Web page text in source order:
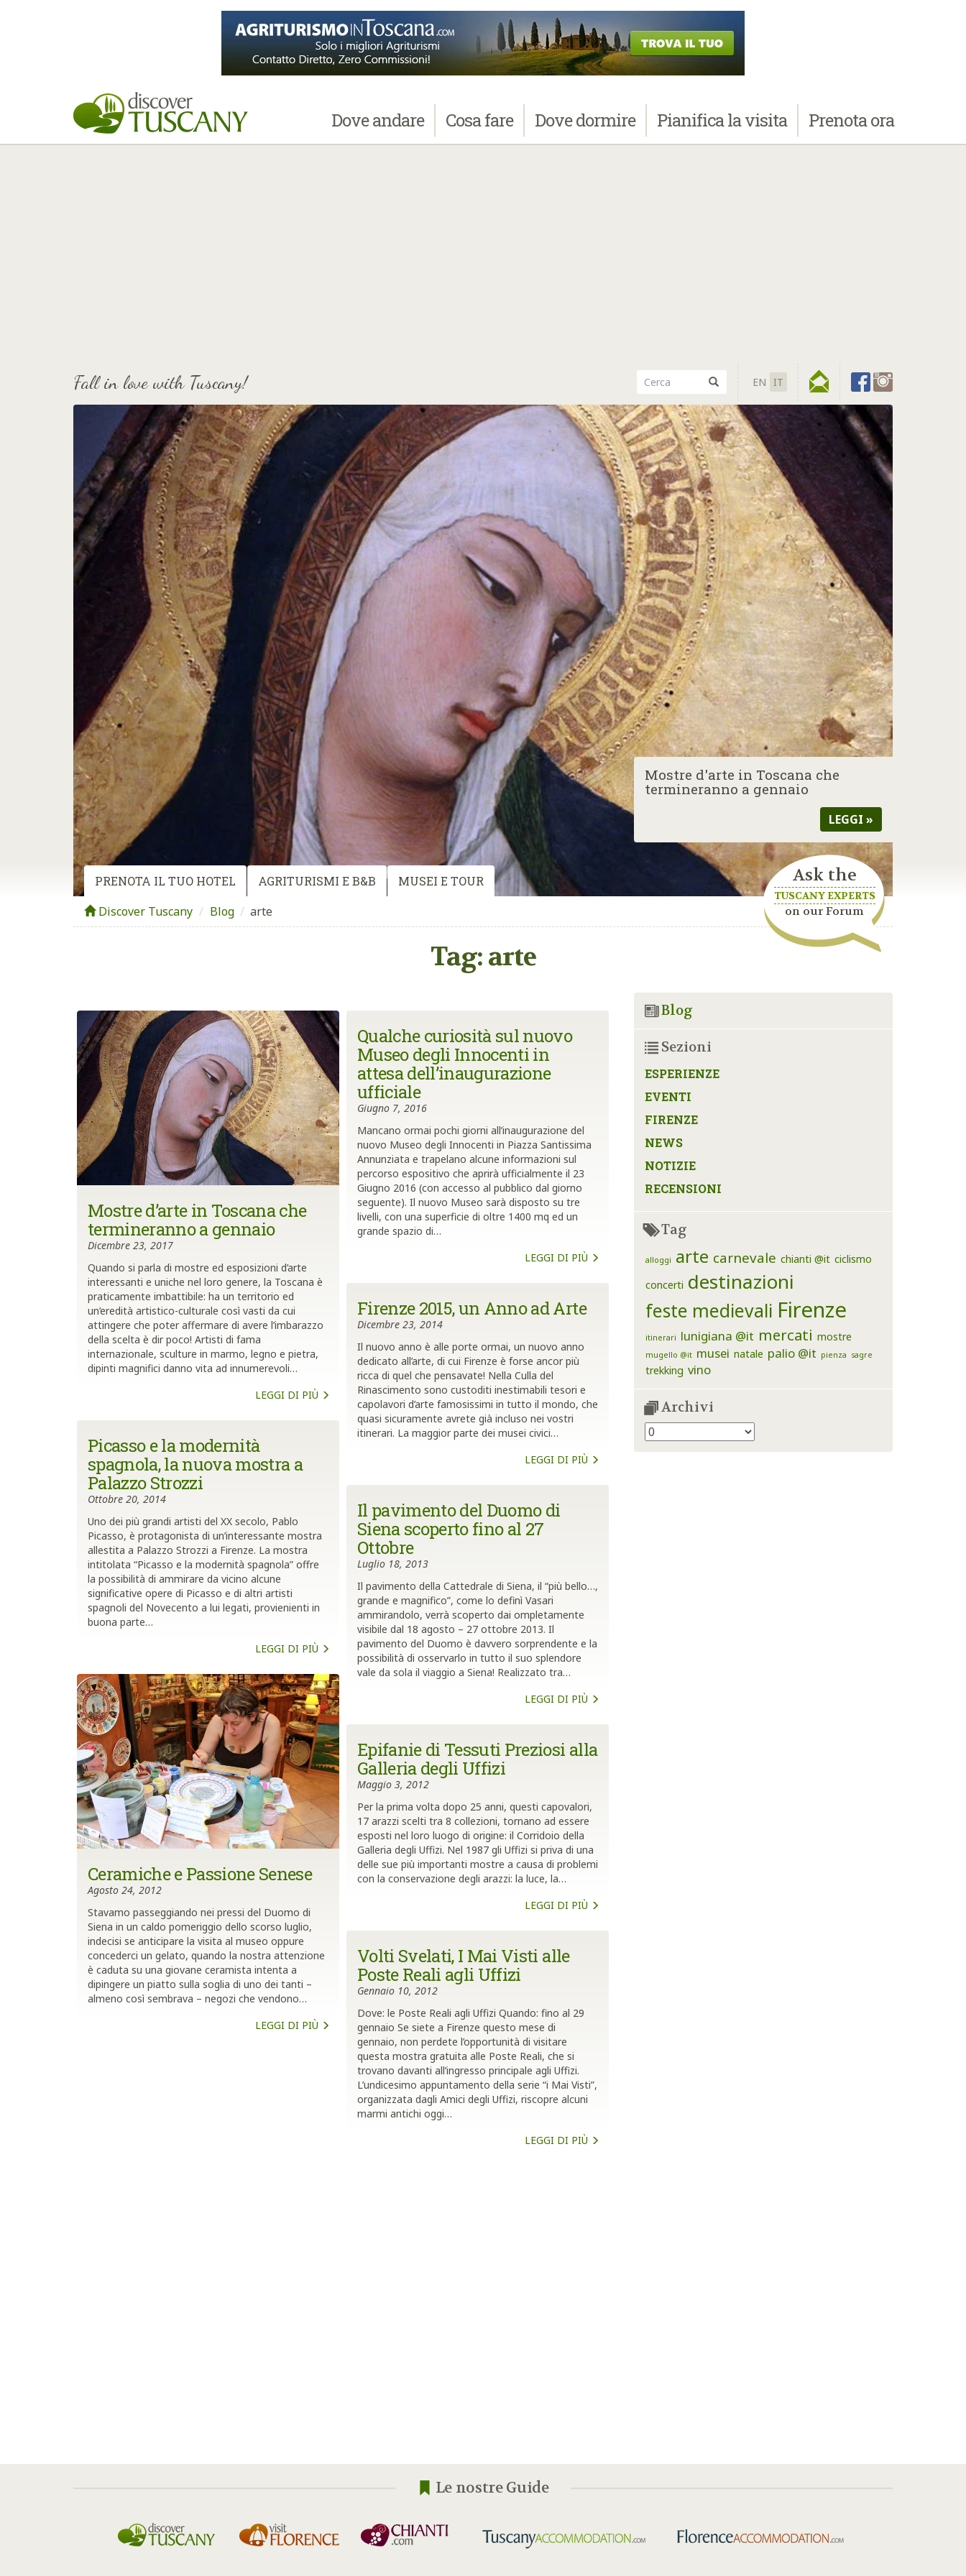
Doveandare Cosafare Dovedormire Pianificala visita Prenotaora
Fall in love with Tuscany! EN IT
Mostre d'arte in Toscana che
termineranno a gennaio
LEGGI »
Ask the
TUSCANY EXPERTS
on our Forum
PRENOTA IL TUO HOTEL AGRITURISMI E B&B MUSEI E TOUR
Discover Tuscany Blog / arte
Tag:arte
Mostre d’arte in Toscana che
termineranno a gennaio
Dicembre 23, 2017
Quando si parla di mostre ed esposizioni d’arte
interessanti e uniche nel loro genere, la Toscana è
praticamente imbattibile: ha un territorio ed
un’eredità artistico-culturale così vasti da cui
attingere che poter affermare di avere l’imbarazzo
della scelta è dir poco! Artisti di fama
internazionale, sculture in marmo, legno e pietra,
dipinti magnifici danno vita ad innumerevoli…
LEGGI DI PIÙ
Qualche curiosità sul nuovo
Museo degli Innocenti in
attesa dell’inaugurazione
ufficiale
Giugno 7, 2016
Mancano ormai pochi giorni all’inaugurazione del
nuovo Museo degli Innocenti in Piazza Santissima
Annunziata e trapelano alcune informazioni sul
percorso espositivo che aprirà ufficialmente il 23
Giugno 2016 (con accesso al pubblico dal giorno
seguente). Il nuovo Museo sarà disposto su tre
livelli, con una superficie di oltre 1400 mq ed un
grande spazio di…
LEGGI DI PIÙ
Firenze 2015, un Anno ad Arte
Dicembre 23, 2014
Il nuovo anno è alle porte ormai, un nuovo anno
dedicato all’arte, di cui Firenze è forse ancor più
ricca di quel che pensavate! Nella Culla del
Rinascimento sono custoditi inestimabili tesori e
capolavori d’arte famosissimi in tutto il mondo, che
quasi sicuramente avrete già incluso nei vostri
itinerari. La maggior parte dei musei civici…
LEGGI DI PIÙ
Picasso e la modernità
spagnola, la nuova mostra a
Palazzo Strozzi
Ottobre 20, 2014
Uno dei più grandi artisti del XX secolo, Pablo
Picasso, è protagonista di un’interessante mostra
allestita a Palazzo Strozzi a Firenze. La mostra
intitolata “Picasso e la modernità spagnola” offre
la possibilità di ammirare da vicino alcune
significative opere di Picasso e di altri artisti
spagnoli del Novecento a lui legati, provienienti in
buona parte…
LEGGI DI PIÙ
Il pavimento del Duomo di
Siena scoperto fino al 27
Ottobre
Luglio 18, 2013
Il pavimento della Cattedrale di Siena, il “più bello…,
grande e magnifico”, come lo definì Vasari
ammirandolo, verrà scoperto dai ompletamente
visibile dal 18 agosto – 27 ottobre 2013. Il
pavimento del Duomo è davvero sorprendente e la
possibilità di osservarlo in tutto il suo splendore
vale da sola il viaggio a Siena! Realizzato tra…
LEGGI DI PIÙ
Ceramiche e Passione Senese
Agosto 24, 2012
Stavamo passeggiando nei pressi del Duomo di
Siena in un caldo pomeriggio dello scorso luglio,
indecisi se anticipare la visita al museo oppure
concederci un gelato, quando la nostra attenzione
è caduta su una giovane ceramista intenta a
dipingere un piatto sulla soglia di uno dei tanti –
almeno così sembrava – negozi che vendono…
LEGGI DI PIÙ
Epifanie di Tessuti Preziosi alla
Galleria degli Uffizi
Maggio 3, 2012
Per la prima volta dopo 25 anni, questi capovalori,
17 arazzi scelti tra 8 collezioni, tornano ad essere
esposti nel loro luogo di origine: il Corridoio della
Galleria degli Uffizi. Nel 1987 gli Uffizi si priva di una
delle sue più importanti mostre a causa di problemi
con la conservazione degli arazzi: la luce, la…
LEGGI DI PIÙ
Volti Svelati, I Mai Visti alle
Poste Reali agli Uffizi
Gennaio 10, 2012
Dove: le Poste Reali agli Uffizi Quando: fino al 29
gennaio Se siete a Firenze questo mese di
gennaio, non perdete l’opportunità di visitare
questa mostra gratuita alle Poste Reali, che si
trovano davanti all’ingresso principale agli Uffizi.
L’undicesimo appuntamento della serie “i Mai Visti”,
organizzata dagli Amici degli Uffizi, riscopre alcuni
marmi antichi oggi…
LEGGI DI PIÙ
Blog
Sezioni
ESPERIENZE
EVENTI
FIRENZE
NEWS
NOTIZIE
RECENSIONI
Tag
alloggi arte carnevale chianti @it ciclismo
concerti destinazioni
feste medievali Firenze
itinerari lunigiana @it mercati mostre
mugello @it musei natale palio @it pienza sagre
trekking vino
Archivi
Archivi
Le nostre Guide